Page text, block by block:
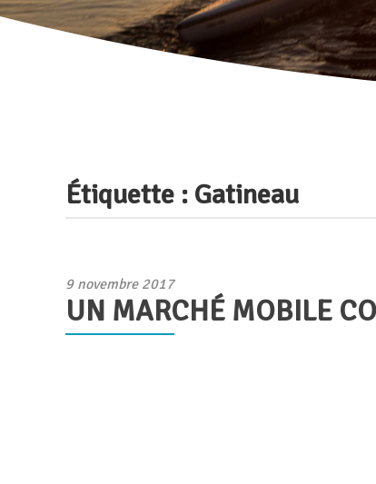
Étiquette : Gatineau
Publié
le
9 novembre 2017
UN MARCHÉ MOBILE